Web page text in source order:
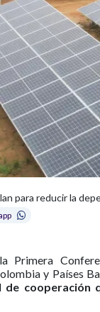
para reducir la
y Países
de